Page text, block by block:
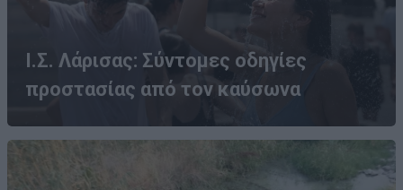
Ι.Σ. Λάρισας: Σύντομες οδηγίες
προστασίας από τον καύσωνα